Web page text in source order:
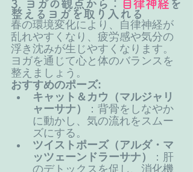
3. ヨガの観点から： 自律神経 を
整えるヨガを取り入れる
春の環境変化により、自律神経が
乱れやすくなり、疲労感や気分の
浮き沈みが生じやすくなります。
ヨガを通じて心と体のバランスを
整えましょう。
おすすめのポーズ:
キャット＆カウ（マルジャリ
ャーサナ）
：背骨をしなやか
に動かし、気の流れをスムー
ズにする。
ツイストポーズ（アルダ・マ
ッツェーンドラーサナ）
：肝
のデトックスを促し、消化機